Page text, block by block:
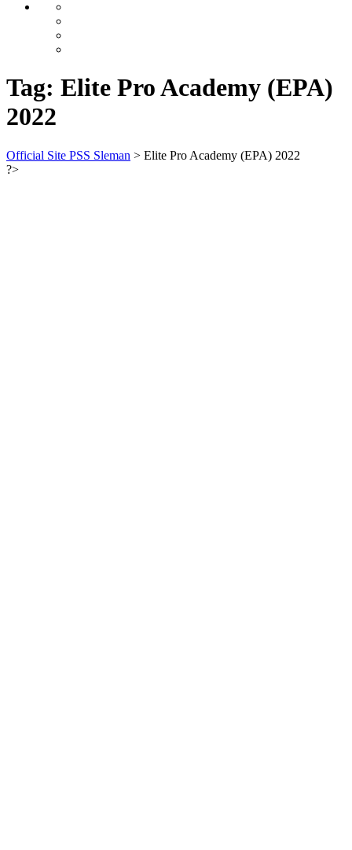
Tag: Elite Pro Academy (EPA)
2022
Official Site PSS Sleman > Elite Pro Academy (EPA) 2022
?>